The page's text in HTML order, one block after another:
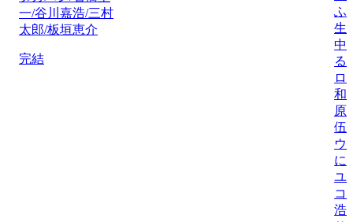
一/谷川嘉浩/三村
太郎/板垣恵介
完結
ふ
生
中
る
ロ
和
原
伍/
ウ
に
ユ
コ
浩